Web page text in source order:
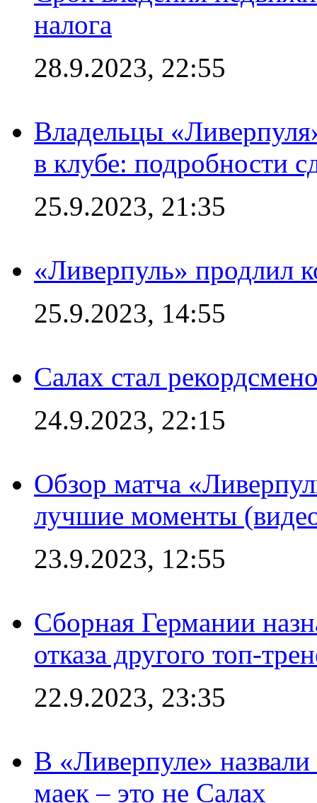
налога
28.9.2023, 22:55
Владельцы
в клубе: подробности
25.9.2023, 21:35
«Ливерпуль» продлил
25.9.2023, 14:55
Салах стал
24.9.2023, 22:15
Обзор матча
лучшие моменты
23.9.2023, 12:55
Сборная Германии
отказа другого топ-
22.9.2023, 23:35
В «Ливерпуле»
маек – это не Салах